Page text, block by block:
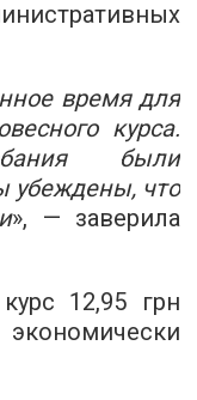
время для
курса.
были
убеждены, что
», — заверила
12,95 грн